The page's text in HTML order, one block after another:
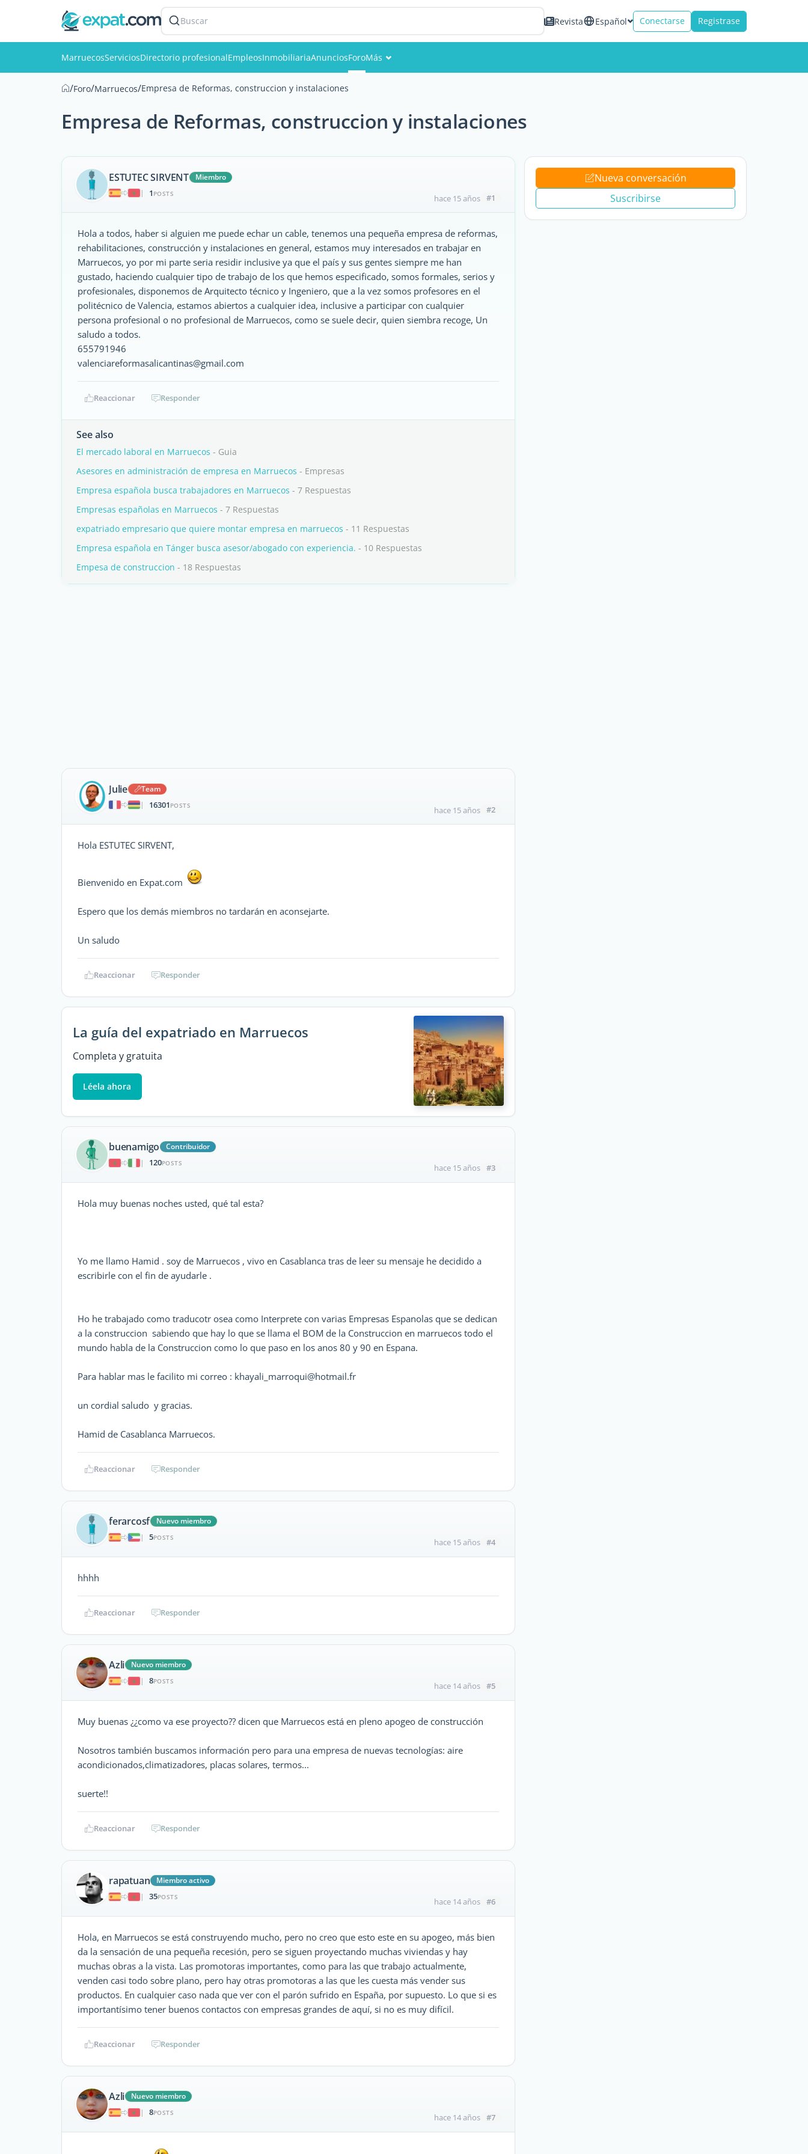
Buscar Revista Español Conectarse Registrase
MarruecosServiciosDirectorio profesionalEmpleosInmobiliariaAnunciosForoMás
Miembros
/Foro/Marruecos/Empresa de Reformas, construccion y instalaciones
Empresa de Reformas, construccion y instalaciones
ESTUTEC SIRVENT
Miembro
|
1 POSTS hace 15 años #1
Hola a todos, haber si alguien me puede echar un cable, tenemos una pequeña empresa de reformas,
rehabilitaciones, construcción y instalaciones en general, estamos muy interesados en trabajar en
Marruecos, yo por mi parte seria residir inclusive ya que el país y sus gentes siempre me han
gustado, haciendo cualquier tipo de trabajo de los que hemos especificado, somos formales, serios y
profesionales, disponemos de Arquitecto técnico y Ingeniero, que a la vez somos profesores en el
politécnico de Valencia, estamos abiertos a cualquier idea, inclusive a participar con cualquier
persona profesional o no profesional de Marruecos, como se suele decir, quien siembra recoge, Un
saludo a todos.
655791946
valenciareformasalicantinas@gmail.com
Reaccionar Responder
See also
El mercado laboral en Marruecos - Guia
Asesores en administración de empresa en Marruecos - Empresas
Empresa española busca trabajadores en Marruecos - 7 Respuestas
Empresas españolas en Marruecos - 7 Respuestas
expatriado empresario que quiere montar empresa en marruecos - 11 Respuestas
Empresa española en Tánger busca asesor/abogado con experiencia. - 10 Respuestas
Empesa de construccion - 18 Respuestas
Julie
Team
|
16301 POSTS hace 15 años #2
Hola ESTUTEC SIRVENT,
Bienvenido en Expat.com
Espero que los demás miembros no tardarán en aconsejarte.
Un saludo
Reaccionar Responder
La guía del expatriado en Marruecos
Completa y gratuita
Léela ahora
buenamigo
Contribuidor
|
120POSTS hace 15 años #3
Hola muy buenas noches usted, qué tal esta?
Yo me llamo Hamid . soy de Marruecos , vivo en Casablanca tras de leer su mensaje he decidido a
escribirle con el fin de ayudarle .
Ho he trabajado como traducotr osea como Interprete con varias Empresas Espanolas que se dedican
a la construccion sabiendo que hay lo que se llama el BOM de la Construccion en marruecos todo el
mundo habla de la Construccion como lo que paso en los anos 80 y 90 en Espana.
Para hablar mas le facilito mi correo : khayali_marroqui@hotmail.fr
un cordial saludo y gracias.
Hamid de Casablanca Marruecos.
Reaccionar Responder
ferarcosf
Nuevo miembro
|
5POSTS hace 15 años #4
hhhh
Reaccionar Responder
Azli
Nuevo miembro
|
8POSTS hace 14 años #5
Muy buenas ¿¿como va ese proyecto?? dicen que Marruecos está en pleno apogeo de construcción
Nosotros también buscamos información pero para una empresa de nuevas tecnologías: aire
acondicionados,climatizadores, placas solares, termos...
suerte!!
Reaccionar Responder
rapatuan
Miembro activo
|
35POSTS hace 14 años #6
Hola, en Marruecos se está construyendo mucho, pero no creo que esto este en su apogeo, más bien
da la sensación de una pequeña recesión, pero se siguen proyectando muchas viviendas y hay
muchas obras a la vista. Las promotoras importantes, como para las que trabajo actualmente,
venden casi todo sobre plano, pero hay otras promotoras a las que les cuesta más vender sus
productos. En cualquier caso nada que ver con el parón sufrido en España, por supuesto. Lo que si es
importantísimo tener buenos contactos con empresas grandes de aquí, si no es muy difícil.
Reaccionar Responder
Azli
Nuevo miembro
|
8POSTS hace 14 años #7
Nueva conversación
Suscribirse